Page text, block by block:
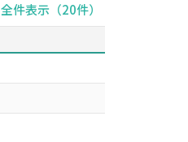
全件表示（20件）